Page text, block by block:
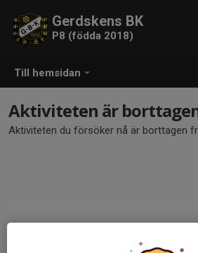
Till hemsidan
Gerdskens BK
P8 (födda 2018)
Aktiviteten är
Aktiviteten du försöker nå är borttagen